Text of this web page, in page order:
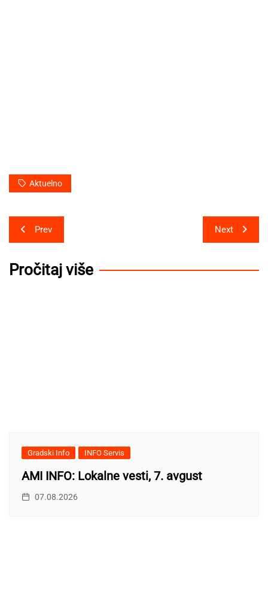
Aktuelno
Post
navigation
Prev Next
Pročitaj više
Gradski Info INFO Servis
AMI INFO: Lokalne vesti, 7. avgust
07.08.2026